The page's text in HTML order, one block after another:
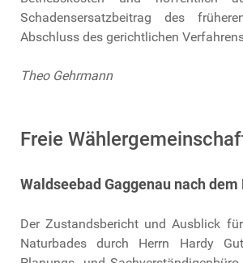
Schadensersatzbeitrag des
Abschluss des gerichtlichen
Theo Gehrmann
Freie
Waldseebad Gaggenau nach
Der Zustandsbericht und Ausblick
Naturbades durch Herrn Hardy